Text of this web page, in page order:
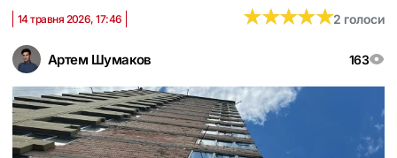
Артем Шумаков 163
14 травня 2026, 17:46 ★★★★★
★★★★★2 голоси